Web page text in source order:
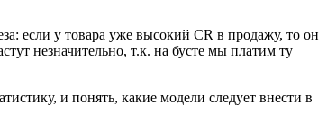
если у товара уже высокий CR в продажу, то он
незначительно, т.к. на бусте мы платим ту
и понять, какие модели следует внести в